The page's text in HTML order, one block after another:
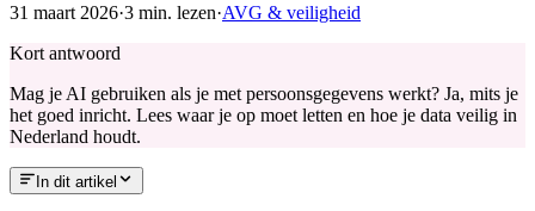
31 maart 2026·3 min. lezen·AVG & veiligheid
Kort antwoord
Mag je AI gebruiken als je met persoonsgegevens werkt? Ja, mits je
het goed inricht. Lees waar je op moet letten en hoe je data veilig in
Nederland houdt.
In dit artikel